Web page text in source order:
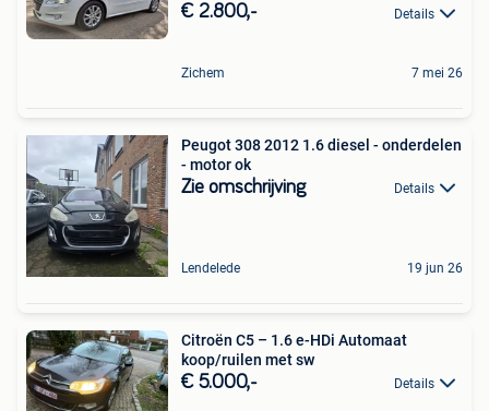
€ 2.800,- Details
Zichem 7 mei 26
Peugot 308 2012 1.6 diesel - onderdelen
- motor ok
Zie omschrijving Details
Lendelede 19 jun 26
Citroën C5 – 1.6 e-HDi Automaat
koop/ruilen met sw
€ 5.000,- Details